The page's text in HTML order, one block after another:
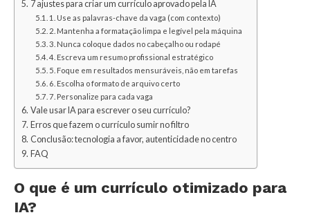
7 ajustes para criar um currículo aprovado pela IA
1. Use as palavras-chave da vaga (com contexto)
2. Mantenha a formatação limpa e legível pela máquina
3. Nunca coloque dados no cabeçalho ou rodapé
4. Escreva um resumo profissional estratégico
5. Foque em resultados mensuráveis, não em tarefas
6. Escolha o formato de arquivo certo
7. Personalize para cada vaga
Vale usar IA para escrever o seu currículo?
Erros que fazem o currículo sumir no filtro
Conclusão: tecnologia a favor, autenticidade no centro
FAQ
O que é um currículo otimizado para
IA?